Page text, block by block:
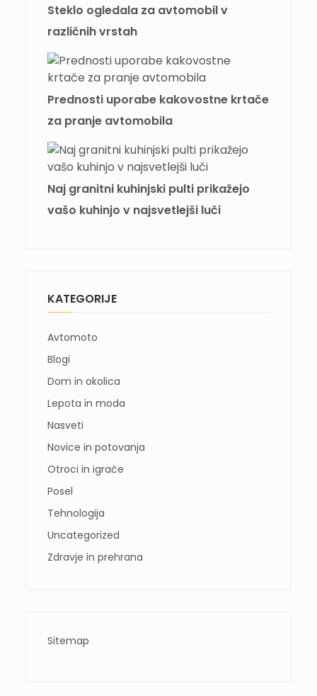
Steklo ogledala za avtomobil v
različnih vrstah
Prednosti uporabe kakovostne krtače
za pranje avtomobila
Naj granitni kuhinjski pulti prikažejo
vašo kuhinjo v najsvetlejši luči
KATEGORIJE
Avtomoto
Blogi
Dom in okolica
Lepota in moda
Nasveti
Novice in potovanja
Otroci in igrače
Posel
Tehnologija
Uncategorized
Zdravje in prehrana
Sitemap